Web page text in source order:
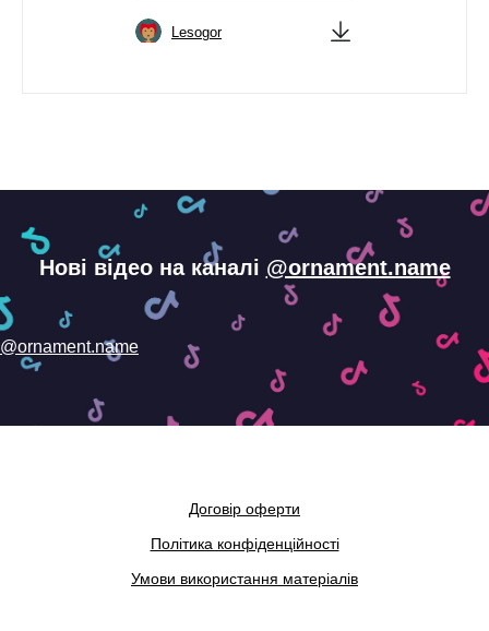
Lesogor
Нові відео на каналі @ornament.name
@ornament.name
Договір оферти
Політика конфіденційності
Умови використання матеріалів